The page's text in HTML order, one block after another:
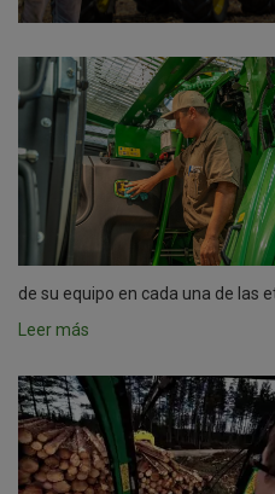
de su equipo en cada una de las
Leer más